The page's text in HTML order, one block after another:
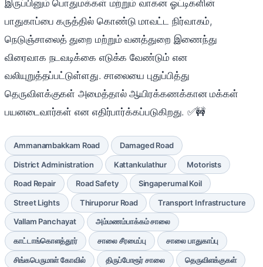
இருப்பினும் பொதுமக்கள் மற்றும் வாகன ஓட்டிகளின்
பாதுகாப்பை கருத்தில் கொண்டு மாவட்ட நிர்வாகம்,
நெடுஞ்சாலைத் துறை மற்றும் வனத்துறை இணைந்து
விரைவாக நடவடிக்கை எடுக்க வேண்டும் என
வலியுறுத்தப்பட்டுள்ளது. சாலையை புதுப்பித்து
தெருவிளக்குகள் அமைத்தால் ஆயிரக்கணக்கான மக்கள்
பயனடைவார்கள் என எதிர்பார்க்கப்படுகிறது. ✅🚧
Ammanambakkam Road Damaged Road
District Administration Kattankulathur Motorists
Road Repair Road Safety Singaperumal Koil
Street Lights Thiruporur Road Transport Infrastructure
Vallam Panchayat அம்மணம்பாக்கம் சாலை
காட்டாங்கொளத்தூர் சாலை சீரமைப்பு சாலை பாதுகாப்பு
சிங்கபெருமாள் கோவில் திருப்போரூர் சாலை தெருவிளக்குகள்